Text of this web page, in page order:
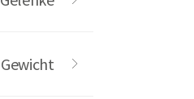
Gewicht